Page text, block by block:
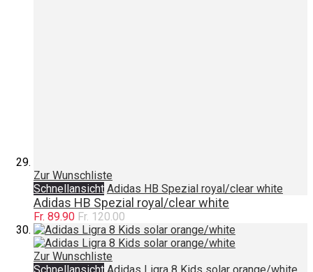
Zur Wunschliste
Schnellansicht Adidas HB Spezial royal/clear white
Adidas HB Spezial royal/clear white
Fr. 89.90 Fr. 120.00
Zur Wunschliste